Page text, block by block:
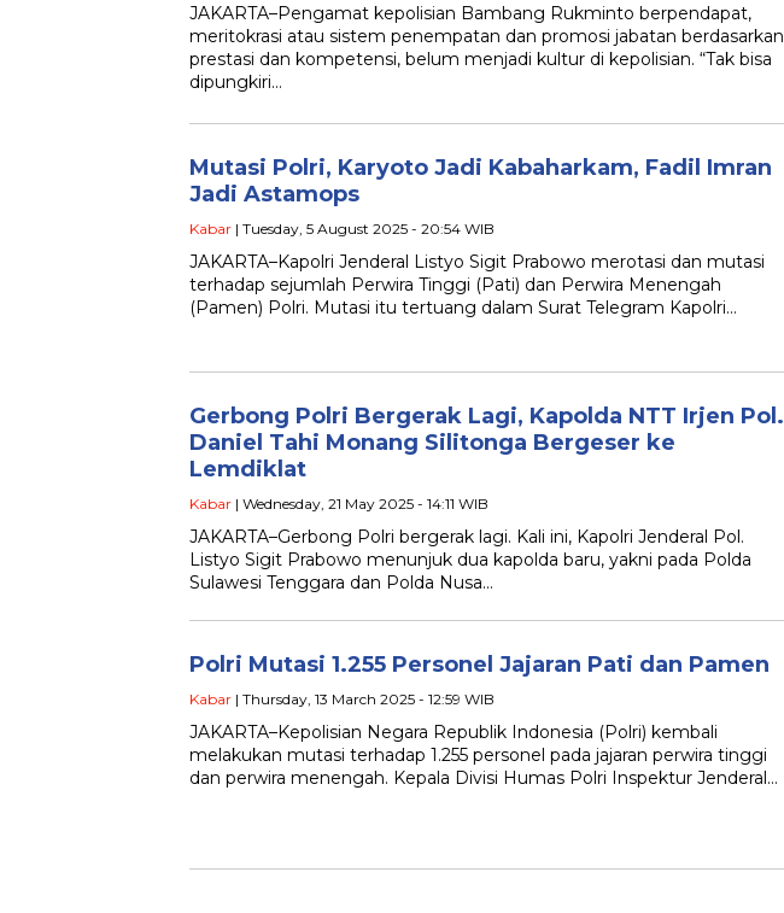
JAKARTA–Pengamat kepolisian Bambang Rukminto berpendapat,
meritokrasi atau sistem penempatan dan promosi jabatan berdasarkan
prestasi dan kompetensi, belum menjadi kultur di kepolisian. “Tak bisa
dipungkiri…
Mutasi Polri, Karyoto Jadi Kabaharkam, Fadil Imran
Jadi Astamops
Kabar | Tuesday, 5 August 2025 - 20:54 WIB
JAKARTA–Kapolri Jenderal Listyo Sigit Prabowo merotasi dan mutasi
terhadap sejumlah Perwira Tinggi (Pati) dan Perwira Menengah
(Pamen) Polri. Mutasi itu tertuang dalam Surat Telegram Kapolri…
Gerbong Polri Bergerak Lagi, Kapolda NTT Irjen Pol.
Daniel Tahi Monang Silitonga Bergeser ke
Lemdiklat
Kabar | Wednesday, 21 May 2025 - 14:11 WIB
JAKARTA–Gerbong Polri bergerak lagi. Kali ini, Kapolri Jenderal Pol.
Listyo Sigit Prabowo menunjuk dua kapolda baru, yakni pada Polda
Sulawesi Tenggara dan Polda Nusa…
Polri Mutasi 1.255 Personel Jajaran Pati dan Pamen
Kabar | Thursday, 13 March 2025 - 12:59 WIB
JAKARTA–Kepolisian Negara Republik Indonesia (Polri) kembali
melakukan mutasi terhadap 1.255 personel pada jajaran perwira tinggi
dan perwira menengah. Kepala Divisi Humas Polri Inspektur Jenderal…